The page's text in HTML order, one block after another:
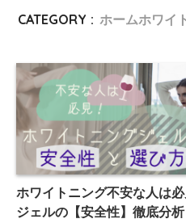
CATEGORY : ホームホワイ
ホワイトニング不安な人は必
ジェルの【安全性】徹底分